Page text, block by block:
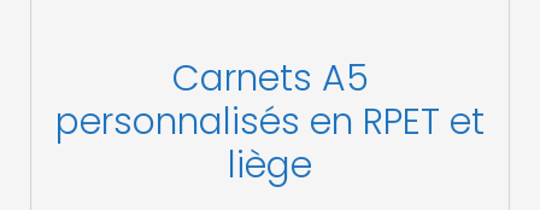
Carnets A5
personnalisés en RPET et
liège